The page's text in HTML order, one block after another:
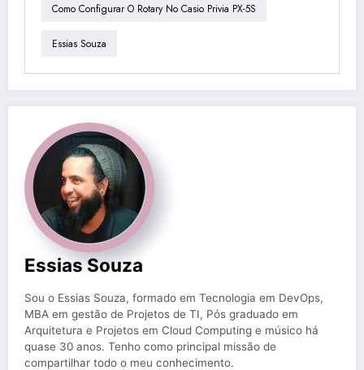
Como Configurar O Rotary No Casio Privia PX-5S
Essias Souza
Essias Souza
Sou o Essias Souza, formado em Tecnologia em DevOps,
MBA em gestão de Projetos de TI, Pós graduado em
Arquitetura e Projetos em Cloud Computing e músico há
quase 30 anos. Tenho como principal missão de
compartilhar todo o meu conhecimento.